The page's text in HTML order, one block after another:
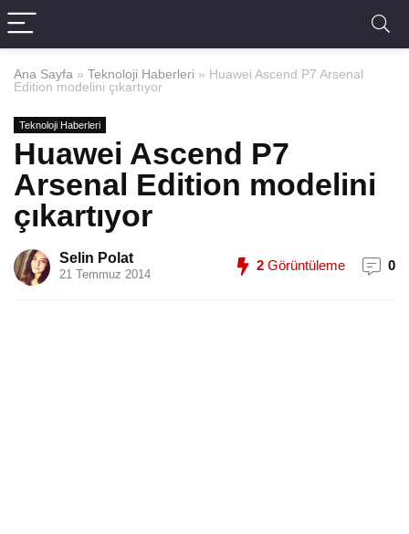
Ana Sayfa » Teknoloji Haberleri » Huawei Ascend P7 Arsenal
Edition modelini çıkartıyor
Teknoloji Haberleri
Huawei Ascend P7
Arsenal Edition modelini
çıkartıyor
Selin Polat
21 Temmuz 2014
2 Görüntüleme 0